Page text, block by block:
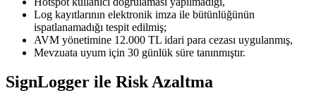
Log kayıtlarının elektronik imza ile bütünlüğünün
ispatlanamadığı tespit edilmiş;
AVM yönetimine 12.000 TL idari para cezası uygulanmış,
Mevzuata uyum için 30 günlük süre tanınmıştır.
SignLogger ile Risk Azaltma